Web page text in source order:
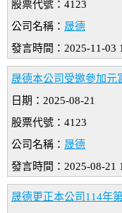
股票代號：4123
公司名稱： 晟德
發言時間：2025-11-03
晟德本公司受邀參加元
日期：2025-08-21
股票代號：4123
公司名稱： 晟德
發言時間：2025-08-21
晟德更正本公司114年